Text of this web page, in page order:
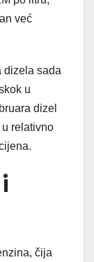
već
dizela sada
u
dizel
relativno
čija